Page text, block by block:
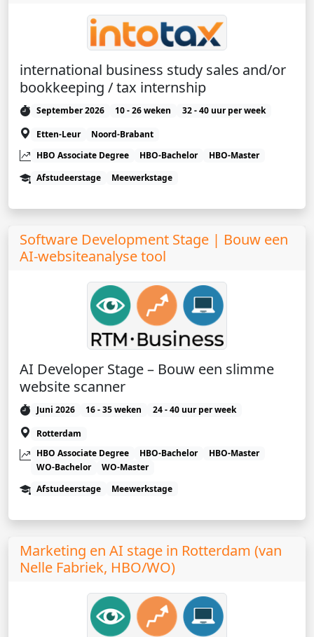
international business study sales and/or
bookkeeping / tax internship
September 2026 10 - 26 weken
32 - 40 uur per week
Etten-Leur
Noord-Brabant
HBO Associate Degree
HBO-Bachelor
HBO-Master
Afstudeerstage
Meewerkstage
Software Development Stage | Bouw een
AI-websiteanalyse tool
AI Developer Stage – Bouw een slimme
website scanner
Juni 2026 16 - 35 weken
24 - 40 uur per week
Rotterdam
HBO Associate Degree
HBO-Bachelor
HBO-Master
WO-Bachelor
WO-Master
Afstudeerstage
Meewerkstage
Marketing en AI stage in Rotterdam (van
Nelle Fabriek, HBO/WO)